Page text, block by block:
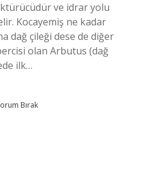
ve idrar yolu
Kocayemiş ne kadar
dağ çileği dese de diğer
olan Arbutus (dağ
ilk…
Bırak